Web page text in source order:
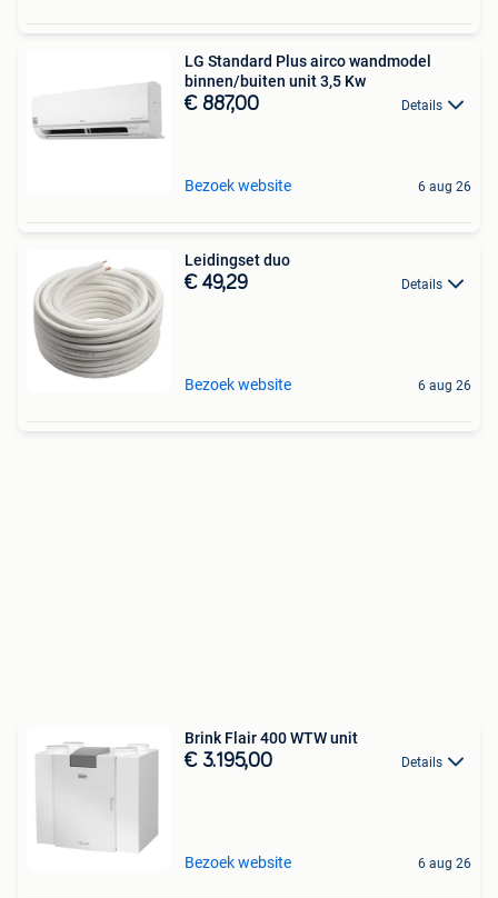
LG Standard Plus airco wandmodel
binnen/buiten unit 3,5 Kw
€ 887,00 Details
Bezoek website 6 aug 26
Leidingset duo
€ 49,29 Details
Bezoek website 6 aug 26
Brink Flair 400 WTW unit
€ 3.195,00 Details
Bezoek website 6 aug 26